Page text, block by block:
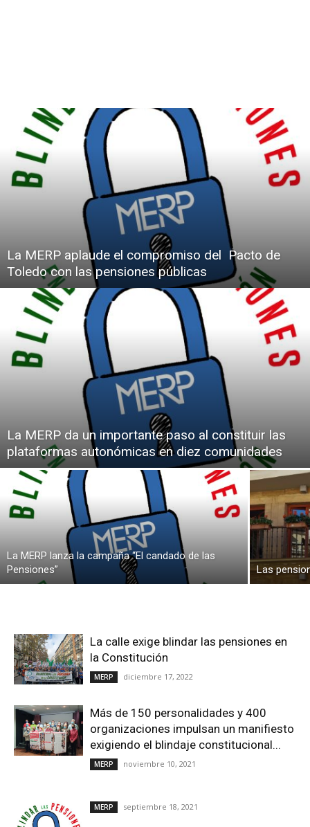
La MERP aplaude el compromiso del Pacto de
Toledo con las pensiones públicas
La MERP da un importante paso al constituir las
plataformas autonómicas en diez comunidades
La MERP lanza la campaña “El candado de las
Pensiones”
Las
La calle exige blindar las pensiones en
la Constitución
MERP diciembre 17, 2022
Más de 150 personalidades y 400
organizaciones impulsan un manifiesto
exigiendo el blindaje constitucional...
MERP noviembre 10, 2021
MERP septiembre 18, 2021